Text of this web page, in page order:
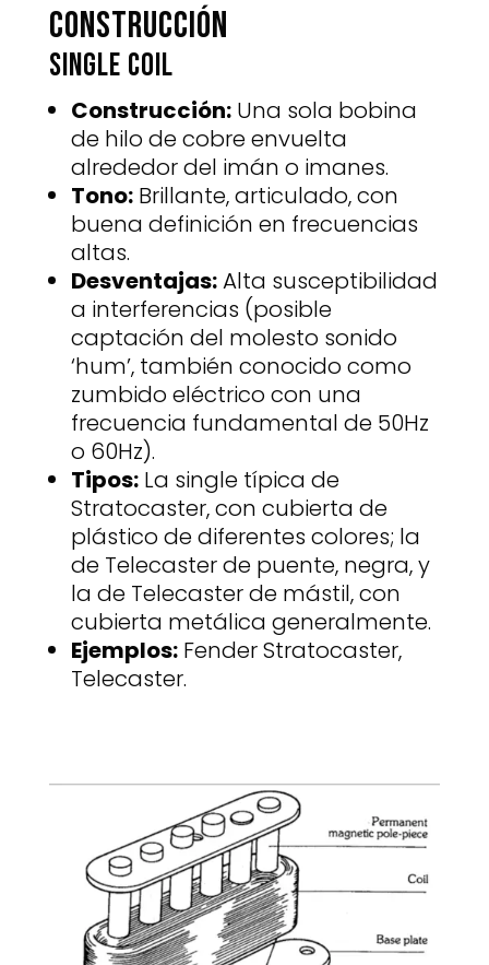
construcción
Single Coil
Construcción:Una sola bobina
de hilo de cobre envuelta
alrededor del imán o imanes.
Tono:Brillante, articulado, con
buena definición en frecuencias
altas.
Desventajas:Alta susceptibilidad
a interferencias (posible
captación del molesto sonido
‘hum’, también conocido como
zumbido eléctrico con una
frecuencia fundamental de 50Hz
o 60Hz).
Tipos:La single típica de
Stratocaster, con cubierta de
plástico de diferentes colores; la
de Telecaster de puente, negra, y
la de Telecaster de mástil, con
cubierta metálica generalmente.
Ejemplos:Fender Stratocaster,
Telecaster.